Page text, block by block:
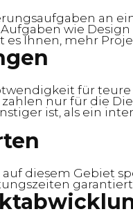
an
wie
es Ihnen, mehr
für teure
nur für die
ist, als ein
diesem Gebiet